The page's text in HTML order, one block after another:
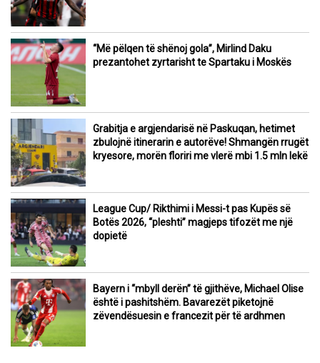
“Më pëlqen të shënoj gola”, Mirlind Daku
prezantohet zyrtarisht te Spartaku i Moskës
Grabitja e argjendarisë në Paskuqan, hetimet
zbulojnë itinerarin e autorëve! Shmangën rrugët
kryesore, morën floriri me vlerë mbi 1.5 mln lekë
League Cup/ Rikthimi i Messi-t pas Kupës së
Botës 2026, “pleshti” magjeps tifozët me një
dopietë
Bayern i “mbyll derën” të gjithëve, Michael Olise
është i pashitshëm. Bavarezët piketojnë
zëvendësuesin e francezit për të ardhmen